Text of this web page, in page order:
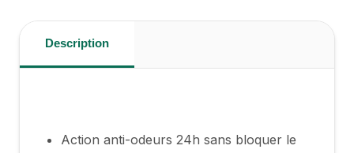
Description
Action anti-odeurs 24h sans bloquer le